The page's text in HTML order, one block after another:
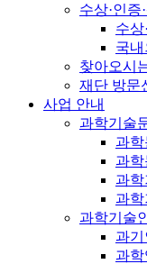
수상·인증
수상
국
찾아오시
재단 방문
사업 안내
과학기술
과학
과학
과
과학
과학기술
과기
과학